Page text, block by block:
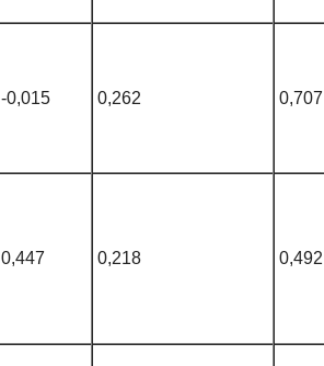
-0,015 0,262 0,707
0,447 0,218 0,492